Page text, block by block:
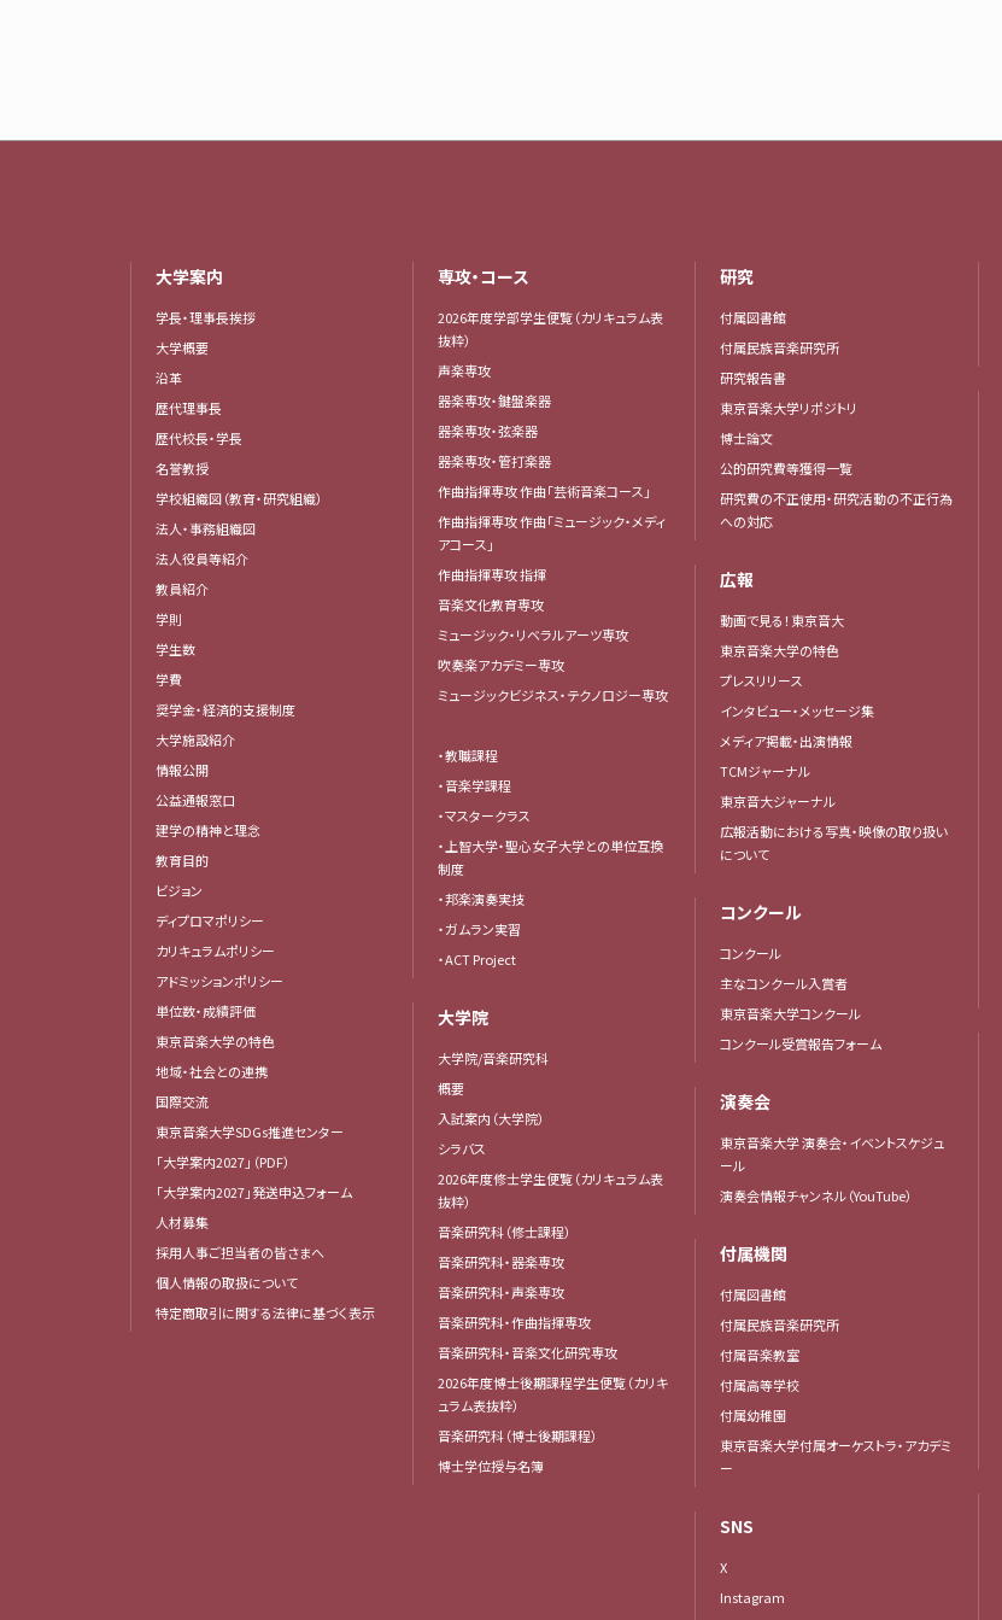
大学案内
学長・理事長挨拶
大学概要
沿革
歴代理事長
歴代校長・学長
名誉教授
学校組織図（教育・研究組織）
法人・事務組織図
法人役員等紹介
教員紹介
学則
学生数
学費
奨学金・経済的支援制度
大学施設紹介
情報公開
公益通報窓口
建学の精神と理念
教育目的
ビジョン
ディプロマポリシー
カリキュラムポリシー
アドミッションポリシー
単位数・成績評価
東京音楽大学の特色
地域・社会との連携
国際交流
東京音楽大学SDGs推進センター
「大学案内2027」（PDF）
「大学案内2027」発送申込フォーム
人材募集
採用人事ご担当者の皆さまへ
個人情報の取扱について
特定商取引に関する法律に基づく表示
専攻・コース
2026年度学部学生便覧（カリキュラム表
抜粋）
声楽専攻
器楽専攻・鍵盤楽器
器楽専攻・弦楽器
器楽専攻・管打楽器
作曲指揮専攻 作曲「芸術音楽コース」
作曲指揮専攻 作曲「ミュージック・メディ
アコース」
作曲指揮専攻 指揮
音楽文化教育専攻
ミュージック・リベラルアーツ専攻
吹奏楽アカデミー専攻
ミュージックビジネス・テクノロジー専攻
・教職課程
・音楽学課程
・マスタークラス
・上智大学・聖心女子大学との単位互換
制度
・邦楽演奏実技
・ガムラン実習
・ACT Project
大学院
大学院/音楽研究科
概要
入試案内（大学院）
シラバス
2026年度修士学生便覧（カリキュラム表
抜粋）
音楽研究科（修士課程）
音楽研究科・器楽専攻
音楽研究科・声楽専攻
音楽研究科・作曲指揮専攻
音楽研究科・音楽文化研究専攻
2026年度博士後期課程学生便覧（カリキ
ュラム表抜粋）
音楽研究科（博士後期課程）
博士学位授与名簿
研究
付属図書館
付属民族音楽研究所
研究報告書
東京音楽大学リポジトリ
博士論文
公的研究費等獲得一覧
研究費の不正使用・研究活動の不正行為
への対応
広報
動画で見る！東京音大
東京音楽大学の特色
プレスリリース
インタビュー・メッセージ集
メディア掲載・出演情報
TCMジャーナル
東京音大ジャーナル
広報活動における写真・映像の取り扱い
について
コンクール
コンクール
主なコンクール入賞者
東京音楽大学コンクール
コンクール受賞報告フォーム
演奏会
東京音楽大学 演奏会・イベントスケジュ
ール
演奏会情報チャンネル（YouTube）
付属機関
付属図書館
付属民族音楽研究所
付属音楽教室
付属高等学校
付属幼稚園
東京音楽大学付属オーケストラ・アカデミ
ー
SNS
X
Instagram